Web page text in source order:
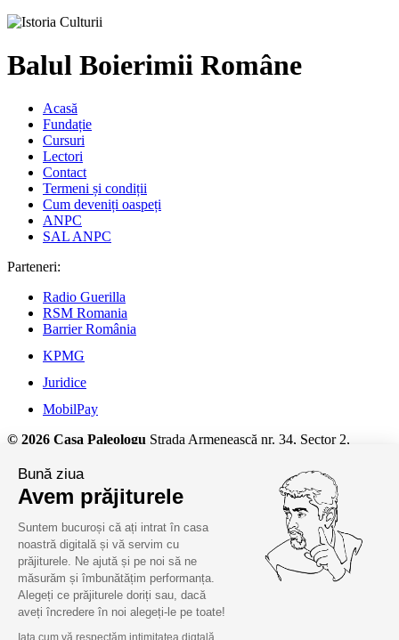
Balul Boierimii Române
Acasă
Fundație
Cursuri
Lectori
Contact
Termeni și condiții
Cum deveniți oaspeți
ANPC
SAL ANPC
Parteneri:
Radio Guerilla
RSM Romania
Barrier România
KPMG
Juridice
MobilPay
© 2026 Casa Paleologu Strada Armenească nr. 34, Sector 2,
Detalii despre prelucrarea datelor cu caracter personal și alte
informații juridice, la termeni și condiții.
Bună ziua
Avem prăjiturele
Suntem bucuroși că ați intrat în casa
noastră digitală și vă servim cu
prăjiturele. Ne ajută și pe noi să ne
măsurăm și îmbunătățim performanța.
Alegeți ce prăjiturele doriți sau, dacă
aveți încredere în noi alegeți-le pe toate!
Iata cum vă respectăm intimitatea digtală